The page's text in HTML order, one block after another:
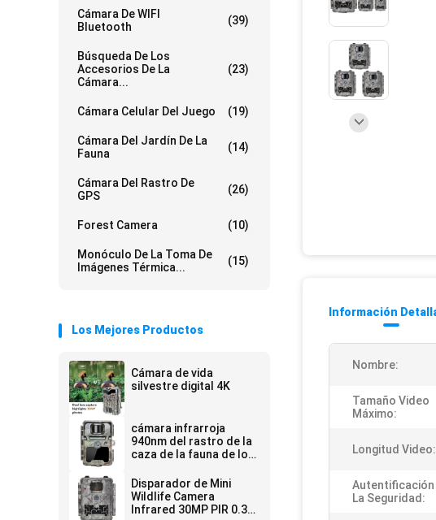
Cámara De WIFI
Bluetooth
(39)
Búsqueda De Los
Accesorios De La
Cámara...
(23)
Cámara Celular Del Juego (19)
Cámara Del Jardín De La
Fauna
(14)
Cámara Del Rastro De
GPS
(26)
Forest Camera (10)
Monóculo De La Toma De
Imágenes Térmica...
(15)
Los Mejores Productos
Cámara de vida
silvestre digital 4K
cámara infrarroja
940nm del rastro de la
caza de la fauna de los
HD ningún resplandor
Disparador de Mini
Wildlife Camera
Infrared 30MP PIR 0.3S
Información
Nombre:
Tamaño Video
Máximo:
Longitud Video:
Autentificación
La Seguridad: